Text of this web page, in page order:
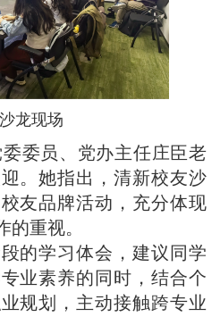
沙龙现场
委员、党办主任庄臣老
。她指出，清新校友沙
友品牌活动，充分体现
的重视。
的学习体会，建议同学
业素养的同时，结合个
规划，主动接触跨专业